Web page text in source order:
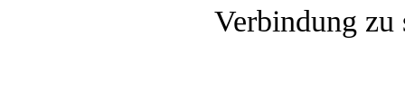
Verbindung zu